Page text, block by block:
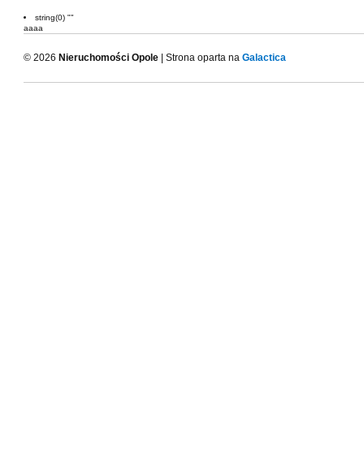
string(0) ""
aaaa
© 2026 Nieruchomości Opole | Strona oparta na Galactica